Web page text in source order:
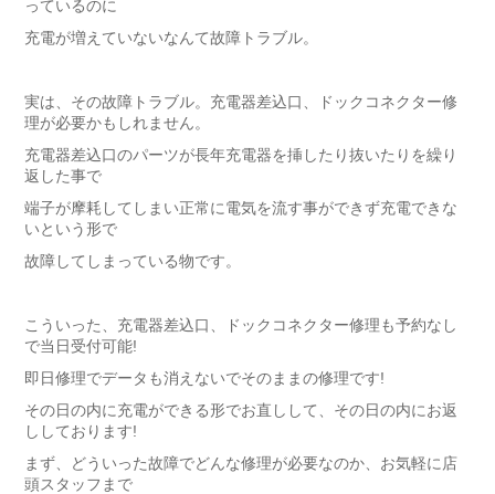
っているのに
充電が増えていないなんて故障トラブル。
実は、その故障トラブル。充電器差込口、ドックコネクター修
理が必要かもしれません。
充電器差込口のパーツが長年充電器を挿したり抜いたりを繰り
返した事で
端子が摩耗してしまい正常に電気を流す事ができず充電できな
いという形で
故障してしまっている物です。
こういった、充電器差込口、ドックコネクター修理も予約なし
で当日受付可能!
即日修理でデータも消えないでそのままの修理です!
その日の内に充電ができる形でお直しして、その日の内にお返
ししております!
まず、どういった故障でどんな修理が必要なのか、お気軽に店
頭スタッフまで